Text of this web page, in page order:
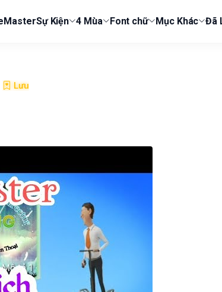
Sự Kiện 4 Mùa Font chữ Mục Khác Đã
Lưu
Cầm Tay 500in1 2 Người Chơi Kết Nối TV Retro